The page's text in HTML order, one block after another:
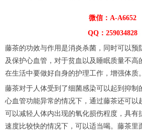
微信：A-A6652
QQ：259034828
藤茶的功效与作用是消炎杀菌，同时可以预
及保护心血管，对于贫血以及睡眠质量不高
在生活中要做好自身的护理工作，增强体质。
藤茶对于人体受到了细菌感染可以起到抑制
心血管功能异常的情况下，通过藤茶还可以
可以减轻人体内出现的氧化损伤程度，具有
速度比较快的情况下，可以适当喝。藤茶里